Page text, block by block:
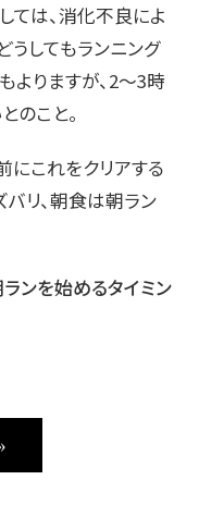
ては、消化不良によ
うしてもランニング
よりますが、2〜3時
のこと。
これをクリアする
リ、朝食は朝ラン
ンを始めるタイミン